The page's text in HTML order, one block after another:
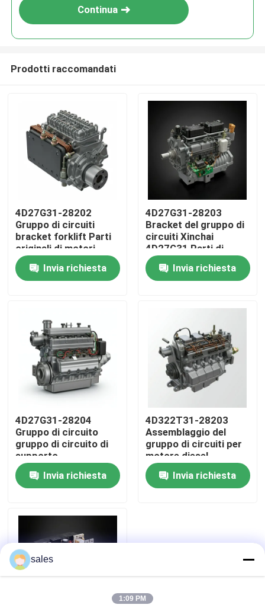
Casa.
Video
Su di noi
Visita alla fabbrica
Controllo della qualità
Contattaci
Assemblaggio del motore
Assemblaggio del blocco motore e accessori
Continua
Prodotti raccomandati
4D27G31-28202
Gruppo di circuiti
bracket forklift Parti
originali di motori
diesel
Invia richiesta
4D27G31-28203
Bracket del gruppo di
circuiti Xinchai
4D27G31 Parti di
motori diesel
Invia richiesta
4D27G31-28204
Gruppo di circuito
gruppo di circuito di
supporto
Invia richiesta
4D322T31-28203
Assemblaggio del
gruppo di circuiti per
motore diesel
4D29G31
Invia richiesta
sales
1:09 PM